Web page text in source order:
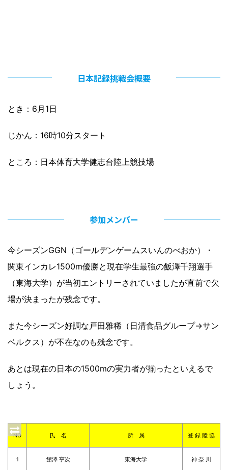
日本記録挑戦会概要
とき：6月1日
じかん：16時10分スタート
ところ：日本体育大学健志台陸上競技場
参加メンバー
今シーズンGGN（ゴールデンゲームスいんのべおか）・
関東インカレ1500m優勝と現在学生最強の飯澤千翔選手
（東海大学）が当初エントリーされていましたが直前で欠
場が決まったが残念です。
また今シーズン好調な戸田雅稀（日清食品グループ→サン
ベルクス）が不在なのも残念です。
あとは現在の日本の1500mの実力者が揃ったといえるで
しょう。
NO 氏 名 所 属 登 録 陸 協
1 館澤 亨次 東海大学 神 奈 川